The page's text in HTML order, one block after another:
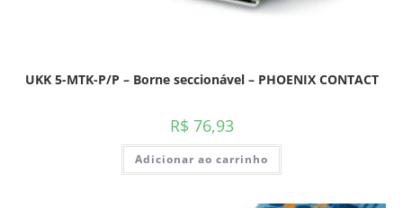
UKK 5-MTK-P/P – Borne seccionável – PHOENIX CONTACT
R$ 76,93
Adicionar ao carrinho